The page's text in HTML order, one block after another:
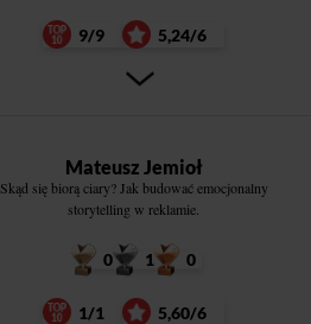
9/9 5,24/6
Mateusz Jemioł
Skąd się biorą ciary? Jak budować emocjonalny
storytelling w reklamie.
0 1 0
1/1 5,60/6